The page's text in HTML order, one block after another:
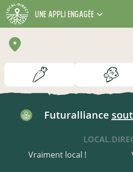
une appli engagée
Futuralliance
Vraiment local !